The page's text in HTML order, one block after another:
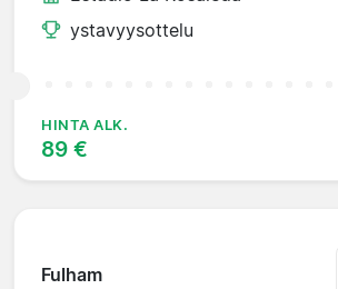
ystavyysottelu
HINTA ALK.
89 €
Fulham